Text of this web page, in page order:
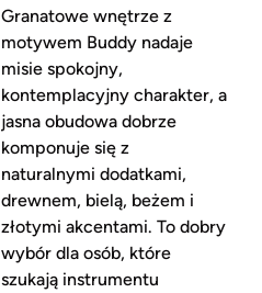
Granatowe wnętrze z
motywem Buddy nadaje
misie spokojny,
kontemplacyjny charakter, a
jasna obudowa dobrze
komponuje się z
naturalnymi dodatkami,
drewnem, bielą, beżem i
złotymi akcentami. To dobry
wybór dla osób, które
szukają instrumentu